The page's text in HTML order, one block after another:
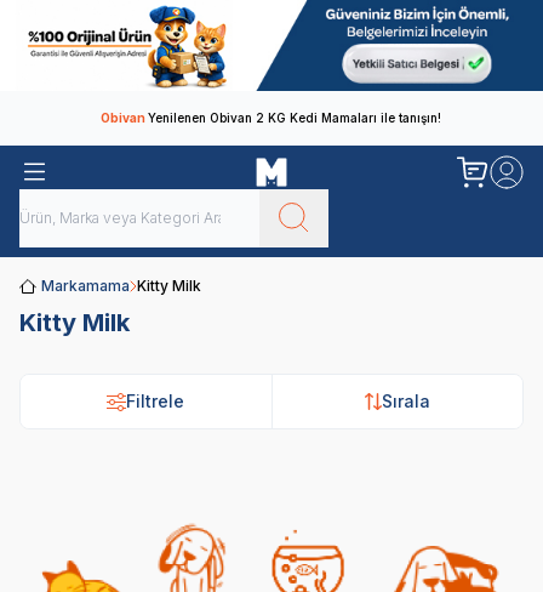
ObivanYenilenen Obivan 2 KG Kedi Mamaları ile tanışın!
Markamama Kitty Milk
Kitty Milk
Filtrele Sırala